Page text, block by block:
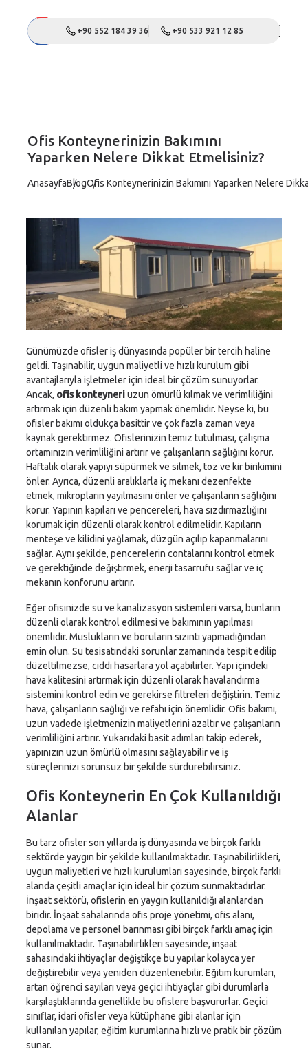
+90 552 184 39 36 +90 533 921 12 85
Ofis Konteynerinizin Bakımını
Yaparken Nelere Dikkat Etmelisiniz?
AnasayfaBlogOfis Konteynerinizin Bakımını Yaparken Nelere
Günümüzde ofisler iş dünyasında popüler bir tercih haline
geldi. Taşınabilir, uygun maliyetli ve hızlı kurulum gibi
avantajlarıyla işletmeler için ideal bir çözüm sunuyorlar.
Ancak, ofis konteyneriuzun ömürlü kılmak ve verimliliğini
artırmak için düzenli bakım yapmak önemlidir. Neyse ki, bu
ofisler bakımı oldukça basittir ve çok fazla zaman veya
kaynak gerektirmez. Ofislerinizin temiz tutulması, çalışma
ortamınızın verimliliğini artırır ve çalışanların sağlığını korur.
Haftalık olarak yapıyı süpürmek ve silmek, toz ve kir birikimini
önler. Ayrıca, düzenli aralıklarla iç mekanı dezenfekte
etmek, mikropların yayılmasını önler ve çalışanların sağlığını
korur. Yapının kapıları ve pencereleri, hava sızdırmazlığını
korumak için düzenli olarak kontrol edilmelidir. Kapıların
menteşe ve kilidini yağlamak, düzgün açılıp kapanmalarını
sağlar. Aynı şekilde, pencerelerin contalarını kontrol etmek
ve gerektiğinde değiştirmek, enerji tasarrufu sağlar ve iç
mekanın konforunu artırır.
Eğer ofisinizde su ve kanalizasyon sistemleri varsa, bunların
düzenli olarak kontrol edilmesi ve bakımının yapılması
önemlidir. Muslukların ve boruların sızıntı yapmadığından
emin olun. Su tesisatındaki sorunlar zamanında tespit edilip
düzeltilmezse, ciddi hasarlara yol açabilirler. Yapı içindeki
hava kalitesini artırmak için düzenli olarak havalandırma
sistemini kontrol edin ve gerekirse filtreleri değiştirin. Temiz
hava, çalışanların sağlığı ve refahı için önemlidir. Ofis bakımı,
uzun vadede işletmenizin maliyetlerini azaltır ve çalışanların
verimliliğini artırır. Yukarıdaki basit adımları takip ederek,
yapınızın uzun ömürlü olmasını sağlayabilir ve iş
süreçlerinizi sorunsuz bir şekilde sürdürebilirsiniz.
Ofis Konteynerin En Çok Kullanıldığı
Alanlar
Bu tarz ofisler son yıllarda iş dünyasında ve birçok farklı
sektörde yaygın bir şekilde kullanılmaktadır. Taşınabilirlikleri,
uygun maliyetleri ve hızlı kurulumları sayesinde, birçok farklı
alanda çeşitli amaçlar için ideal bir çözüm sunmaktadırlar.
İnşaat sektörü, ofislerin en yaygın kullanıldığı alanlardan
biridir. İnşaat sahalarında ofis proje yönetimi, ofis alanı,
depolama ve personel barınması gibi birçok farklı amaç için
kullanılmaktadır. Taşınabilirlikleri sayesinde, inşaat
sahasındaki ihtiyaçlar değiştikçe bu yapılar kolayca yer
değiştirebilir veya yeniden düzenlenebilir. Eğitim kurumları,
artan öğrenci sayıları veya geçici ihtiyaçlar gibi durumlarla
karşılaştıklarında genellikle bu ofislere başvururlar. Geçici
sınıflar, idari ofisler veya kütüphane gibi alanlar için
kullanılan yapılar, eğitim kurumlarına hızlı ve pratik bir çözüm
sunar.